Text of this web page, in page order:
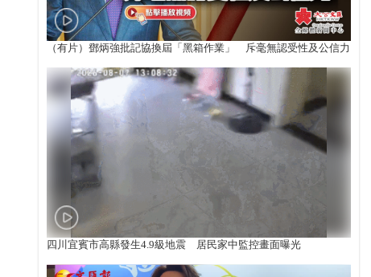
（有片）鄧炳強批記協換屆「黑箱作業」 斥毫無認受性及公信力
四川宜賓市高縣發生4.9級地震 居民家中監控畫面曝光